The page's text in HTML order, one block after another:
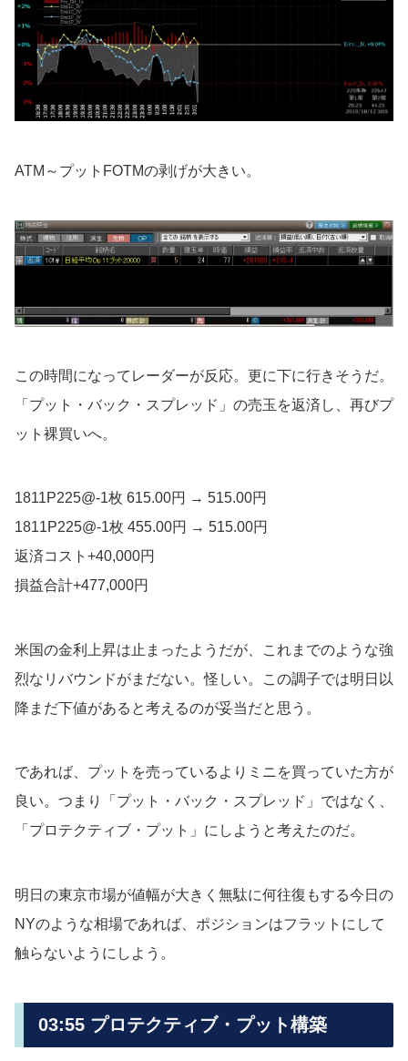
ATM～プットFOTMの剥げが大きい。
この時間になってレーダーが反応。更に下に行きそうだ。
「プット・バック・スプレッド」の売玉を返済し、再びプ
ット裸買いへ。
1811P225@-1枚 615.00円 → 515.00円
1811P225@-1枚 455.00円 → 515.00円
返済コスト+40,000円
損益合計+477,000円
米国の金利上昇は止まったようだが、これまでのような強
烈なリバウンドがまだない。怪しい。この調子では明日以
降まだ下値があると考えるのが妥当だと思う。
であれば、プットを売っているよりミニを買っていた方が
良い。つまり「プット・バック・スプレッド」ではなく、
「プロテクティブ・プット」にしようと考えたのだ。
明日の東京市場が値幅が大きく無駄に何往復もする今日の
NYのような相場であれば、ポジションはフラットにして
触らないようにしよう。
03:55 プロテクティブ・プット構築